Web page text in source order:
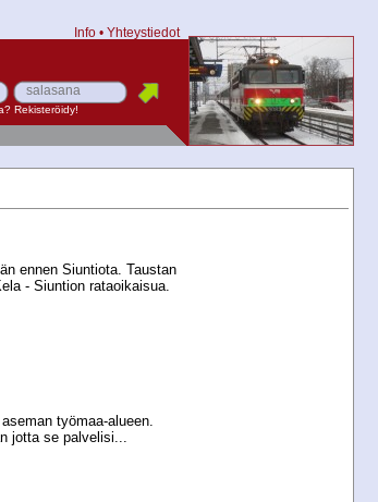
Info • Yhteystiedot
Rekisteröidy!
ennen Siuntiota. Taustan
-​ Siuntion rataoikaisua.
työmaa-​alueen.
jotta se palvelisi...